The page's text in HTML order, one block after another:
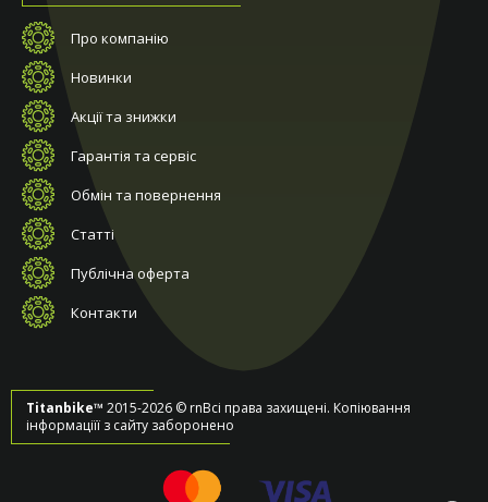
Про компанію
Новинки
Акції та знижки
Гарантія та сервіс
Обмін та повернення
Статті
Публічна оферта
Контакти
Titanbike™ 2015-2026 © rnВсі права захищені. Копіювання
інформаціїї з сайту заборонено